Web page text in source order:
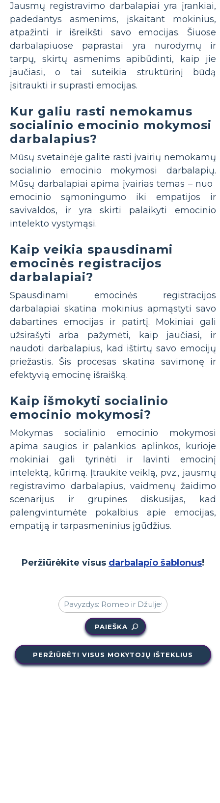
Jausmų registravimo darbalapiai yra įrankiai,
padedantys asmenims, įskaitant mokinius,
atpažinti ir išreikšti savo emocijas. Šiuose
darbalapiuose paprastai yra nurodymų ir
tarpų, skirtų asmenims apibūdinti, kaip jie
jaučiasi, o tai suteikia struktūrinį būdą
įsitraukti ir suprasti emocijas.
Kur galiu rasti nemokamus
socialinio emocinio mokymosi
darbalapius?
Mūsų svetainėje galite rasti įvairių nemokamų
socialinio emocinio mokymosi darbalapių.
Mūsų darbalapiai apima įvairias temas – nuo ​​
emocinio sąmoningumo iki empatijos ir
savivaldos, ir yra skirti palaikyti emocinio
intelekto vystymąsi.
Kaip veikia spausdinami
emocinės registracijos
darbalapiai?
Spausdinami emocinės registracijos
darbalapiai skatina mokinius apmąstyti savo
dabartines emocijas ir patirtį. Mokiniai gali
užsirašyti arba pažymėti, kaip jaučiasi, ir
naudoti darbalapius, kad ištirtų savo emocijų
priežastis. Šis procesas skatina savimonę ir
efektyvią emocinę išraišką.
Kaip išmokyti socialinio
emocinio mokymosi?
Mokymas socialinio emocinio mokymosi
apima saugios ir palankios aplinkos, kurioje
mokiniai gali tyrinėti ir lavinti emocinį
intelektą, kūrimą. Įtraukite veiklą, pvz., jausmų
registravimo darbalapius, vaidmenų žaidimo
scenarijus ir grupines diskusijas, kad
palengvintumėte pokalbius apie emocijas,
empatiją ir tarpasmeninius įgūdžius.
Peržiūrėkite visus darbalapio šablonus!
PAIEŠKA
PERŽIŪRĖTI VISUS MOKYTOJŲ IŠTEKLIUS